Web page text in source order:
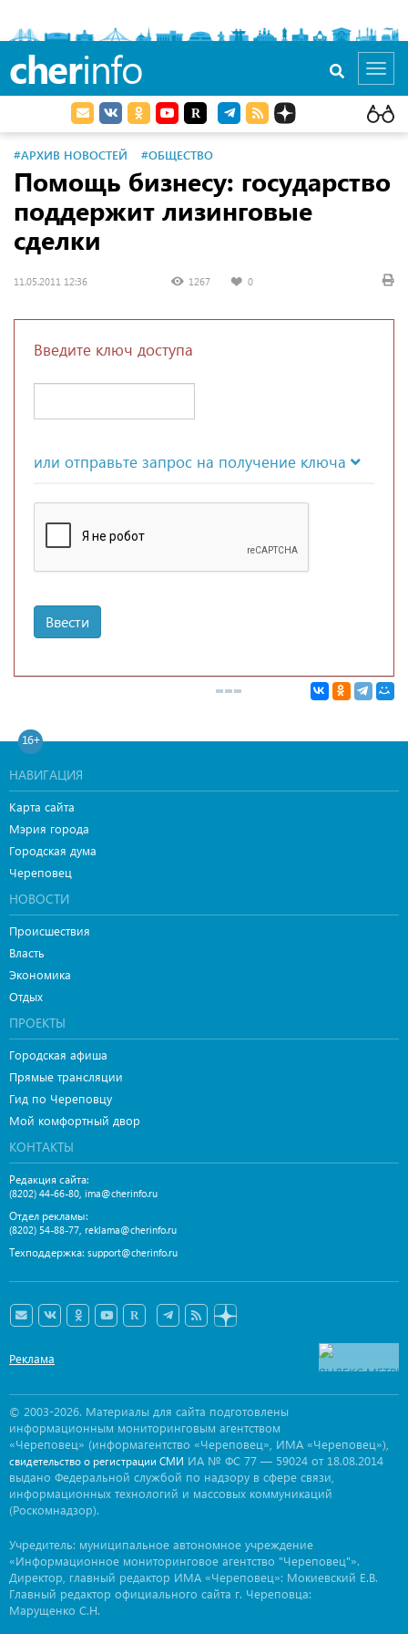
cherinfo
#АРХИВ НОВОСТЕЙ #ОБЩЕСТВО
Помощь бизнесу: государство
поддержит лизинговые
сделки
11.05.2011 12:36 1267 0
Введите ключ доступа
или отправьте запрос на получение ключа
Ввести
16+
НАВИГАЦИЯ
Карта сайта
Мэрия города
Городская дума
Череповец
НОВОСТИ
Происшествия
Власть
Экономика
Отдых
ПРОЕКТЫ
Городская афиша
Прямые трансляции
Гид по Череповцу
Мой комфортный двор
КОНТАКТЫ
Редакция сайта:
(8202) 44-66-80 ima@cherinfo.ru
Отдел рекламы:
(8202) 54-88-77 reklama@cherinfo.ru
Техподдержка: support@cherinfo.ru
Реклама
© 2003-2026. Материалы для сайта подготовлены
информационным мониторинговым агентством
«Череповец» (информагентство «Череповец», ИМА «Череповец»),
свидетельство о регистрации СМИ ИА № ФС 77 — 59024 от 18.08.2014
выдано Федеральной службой по надзору в сфере связи,
информационных технологий и массовых коммуникаций
(Роскомнадзор).
Учредитель: муниципальное автономное учреждение
«Информационное мониторинговое агентство "Череповец"».
Директор, главный редактор ИМА «Череповец»: Мокиевский Е.В.
Главный редактор официального сайта г. Череповца:
Марущенко С.Н.